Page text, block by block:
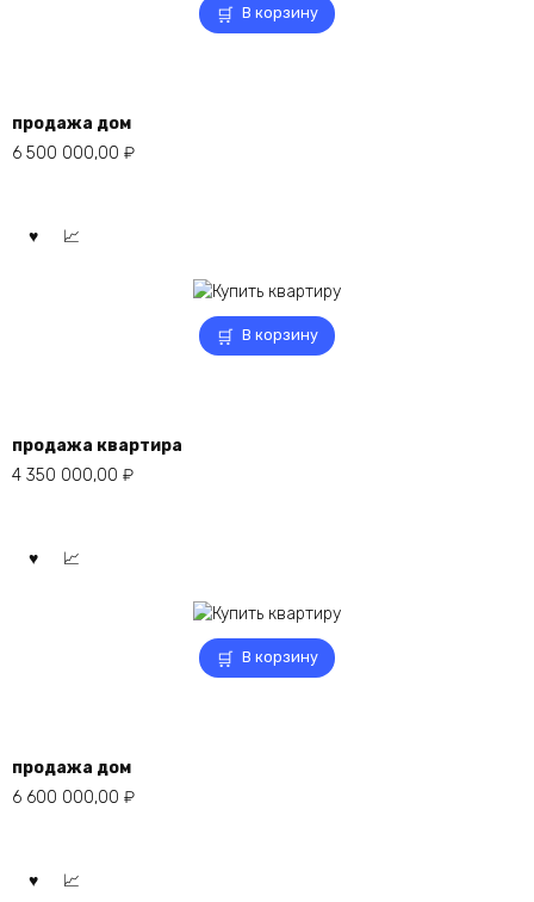
В корзину
продажа дом
6 500 000,00 ₽
В корзину
продажа квартира
4 350 000,00 ₽
В корзину
продажа дом
6 600 000,00 ₽